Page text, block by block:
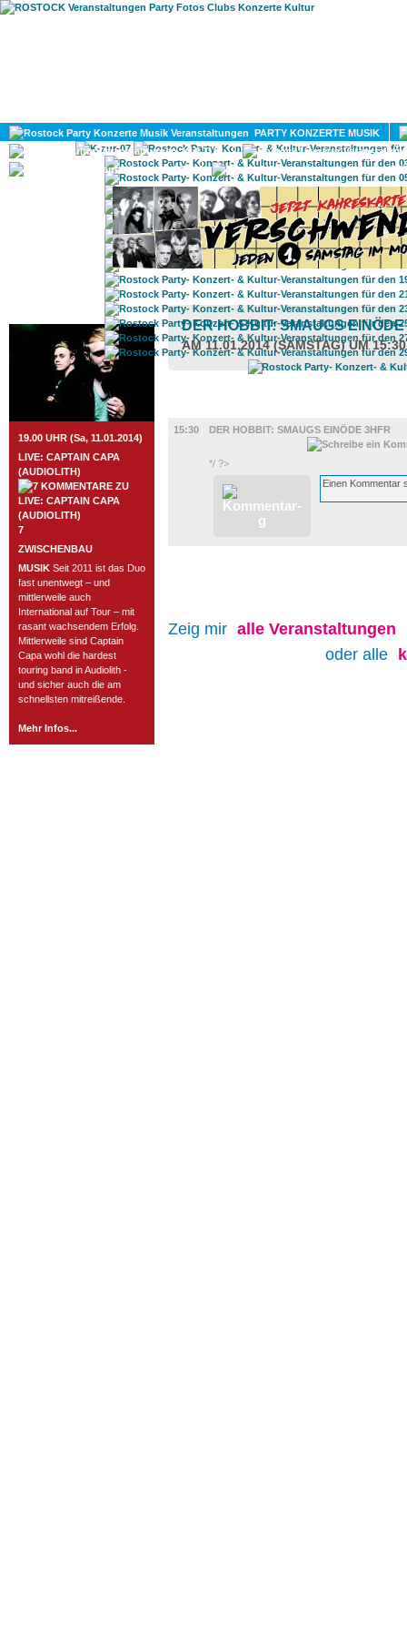
PARTY KONZERTE MUSIK
KULTUR
GAY
ROSTOCK TAGESTIPP
19.00 UHR (Sa, 11.01.2014)
LIVE: CAPTAIN CAPA
(AUDIOLITH)
7
ZWISCHENBAU
MUSIK Seit 2011 ist das Duo
fast unentwegt – und
mittlerweile auch
International auf Tour – mit
rasant wachsendem Erfolg.
Mittlerweile sind Captain
Capa wohl die hardest
touring band in Audiolith -
und sicher auch die am
schnellsten mitreißende.
Mehr Infos...
DER HOBBIT: SMAUGS
AM 11.01.2014 (SAMSTAG) UM
15:30
DER HOBBIT: SMAUGS EINÖDE 3HFR
*/ ?>
Zeig mir alle Veranstaltungen
oder alle